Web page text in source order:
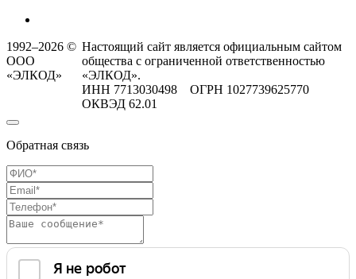
1992–2026 ©
ООО
«ЭЛКОД»
Настоящий сайт является официальным сайтом
общества с ограниченной ответственностью
«ЭЛКОД».
ИНН 7713030498 ОГРН 1027739625770
ОКВЭД 62.01
Обратная связь